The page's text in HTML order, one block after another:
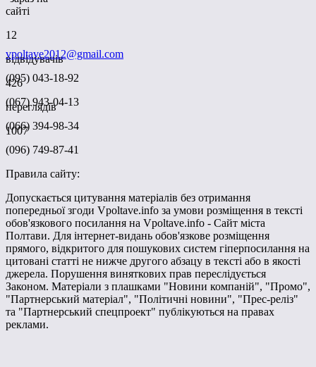
сайті
12
відвідувачів
426
переглядів
1007
vpoltave2012@gmail.com
(095) 043-18-92
(067) 943-04-13
(066) 394-98-34
(096) 749-87-41
Правила сайту:
Допускається цитування матеріалів без отримання
попередньої згоди Vpoltave.info за умови розміщення в тексті
обов'язкового посилання на Vpoltave.info - Сайт міста
Полтави. Для інтернет-видань обов'язкове розміщення
прямого, відкритого для пошукових систем гіперпосилання на
цитовані статті не нижче другого абзацу в тексті або в якості
джерела. Порушення виняткових прав переслідується
Законом. Матеріали з плашками "Новини компаній", "Промо",
"Партнерський матеріал", "Політичні новини", "Прес-реліз"
та "Партнерський спецпроект" публікуються на правах
реклами.